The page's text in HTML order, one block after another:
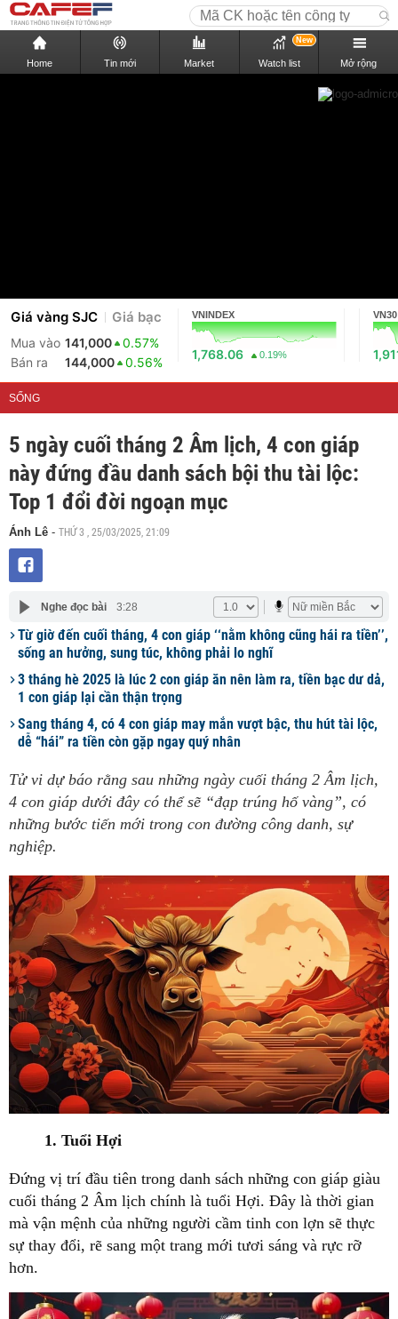
Home Tin mới Market Watch list
New
Mở rộng
Giá vàng SJC Giá bạc
Mua vào 141,000
0.57%
Bán ra
144,000 0.56%
VNINDEX
1,768.06 0.19%
VN30
SỐNG
5 ngày cuối tháng 2 Âm lịch, 4 con giáp
này đứng đầu danh sách bội thu tài lộc:
Top 1 đổi đời ngoạn mục
Ánh Lê - THỨ 3 , 25/03/2025, 21:09
Nghe đọc bài 3:28
Từ giờ đến cuối tháng, 4 con giáp ‘‘nằm không cũng hái ra tiền’’,
sống an hưởng, sung túc, không phải lo nghĩ
3 tháng hè 2025 là lúc 2 con giáp ăn nên làm ra, tiền bạc dư dả,
1 con giáp lại cần thận trọng
Sang tháng 4, có 4 con giáp may mắn vượt bậc, thu hút tài lộc,
dễ “hái” ra tiền còn gặp ngay quý nhân
Tử vi dự báo rằng sau những ngày cuối tháng 2 Âm lịch,
4 con giáp dưới đây có thể sẽ “đạp trúng hố vàng”, có
những bước tiến mới trong con đường công danh, sự
nghiệp.
1. Tuổi Hợi
Đứng vị trí đầu tiên trong danh sách những con giáp giàu
cuối tháng 2 Âm lịch chính là tuổi Hợi. Đây là thời gian
mà vận mệnh của những người cầm tinh con lợn sẽ thực
sự thay đổi, rẽ sang một trang mới tươi sáng và rực rỡ
hơn.